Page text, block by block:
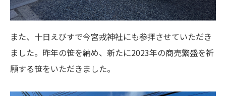
また、十日えびすで今宮戎神社にも参拝させていただき
ました。昨年の笹を納め、新たに2023年の商売繁盛を祈
願する笹をいただきました。